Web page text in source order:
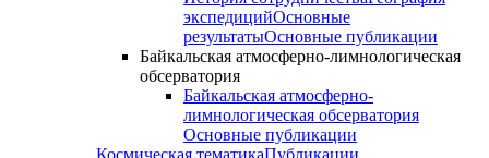
экспедицийОсновные
результатыОсновные публикации
Байкальская атмосферно-лимнологическая
обсерватория
Байкальская атмосферно-
лимнологическая обсерватория
Основные публикации
Космическая тематикаПубликации